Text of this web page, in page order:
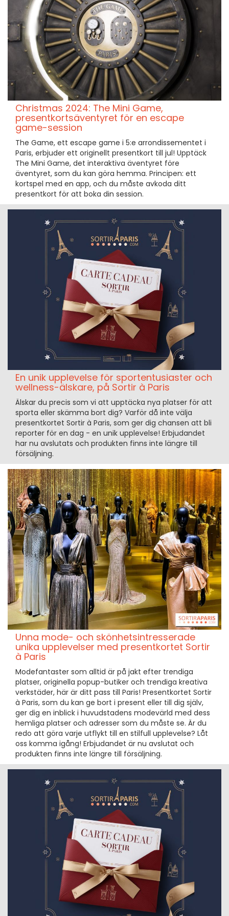
Christmas 2024: The Mini Game,
presentkortsäventyret för en escape
game-session
The Game, ett escape game i 5:e arrondissementet i
Paris, erbjuder ett originellt presentkort till jul! Upptäck
The Mini Game, det interaktiva äventyret före
äventyret, som du kan göra hemma. Principen: ett
kortspel med en app, och du måste avkoda ditt
presentkort för att boka din session.
En unik upplevelse för sportentusiaster och
wellness-älskare, på Sortir à Paris
Älskar du precis som vi att upptäcka nya platser för att
sporta eller skämma bort dig? Varför då inte välja
presentkortet Sortir à Paris, som ger dig chansen att bli
reporter för en dag - en unik upplevelse! Erbjudandet
har nu avslutats och produkten finns inte längre till
försäljning.
Unna mode- och skönhetsintresserade
unika upplevelser med presentkortet Sortir
à Paris
Modefantaster som alltid är på jakt efter trendiga
platser, originella popup-butiker och trendiga kreativa
verkstäder, här är ditt pass till Paris! Presentkortet Sortir
à Paris, som du kan ge bort i present eller till dig själv,
ger dig en inblick i huvudstadens modevärld med dess
hemliga platser och adresser som du måste se. Är du
redo att göra varje utflykt till en stilfull upplevelse? Låt
oss komma igång! Erbjudandet är nu avslutat och
produkten finns inte längre till försäljning.